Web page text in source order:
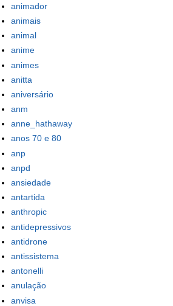
animador
animais
animal
anime
animes
anitta
aniversário
anm
anne_hathaway
anos 70 e 80
anp
anpd
ansiedade
antartida
anthropic
antidepressivos
antidrone
antissistema
antonelli
anulação
anvisa